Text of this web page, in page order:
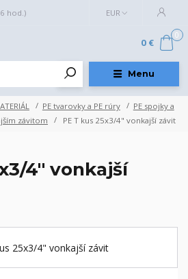
Menu
EUR
hod.)
0
0 €
PE tvarovky a PE rúry
PE spojky a
závitom PE T kus 25x3/4" vonkajší závit
4" vonkajší